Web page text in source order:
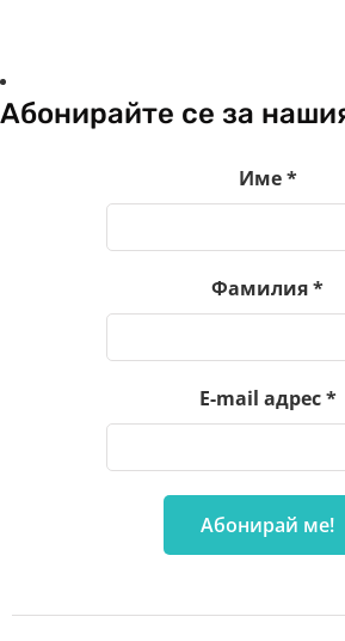
Абонирайте се за
Име*
Фамилия*
E-mail адрес*